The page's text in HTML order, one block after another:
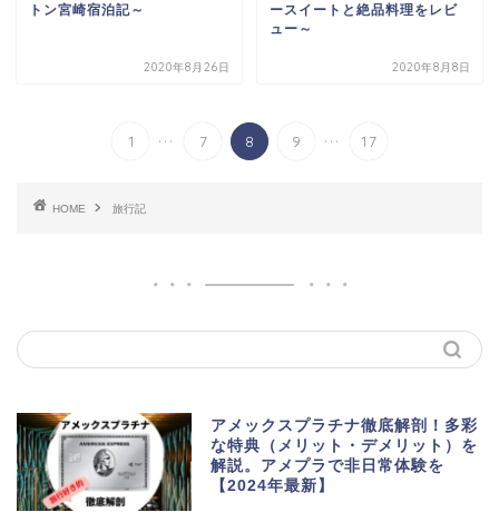
トン宮崎宿泊記～
2020年8月26日
ースイートと絶品料理をレビ
ュー～
2020年8月8日
1 ... 7 8 9 ... 17
HOME 旅行記
アメックスプラチナ徹底解剖！多彩
な特典（メリット・デメリット）を
解説。アメプラで非日常体験を
【2024年最新】